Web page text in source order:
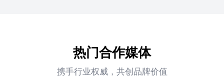
热门合作媒体
携手行业权威，共创品牌价值